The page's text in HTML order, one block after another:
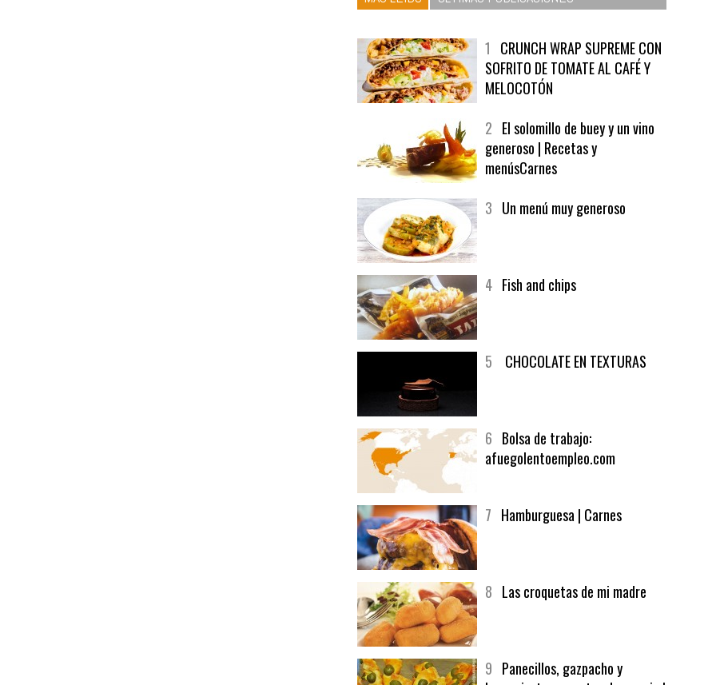
MÁS LEÍDO ÚLTIMAS PUBLICACIONES
SOFRITO DE TOMATE AL CAFÉ Y
MELOCOTÓN
generoso | Recetas y
afuegolentoempleo.com